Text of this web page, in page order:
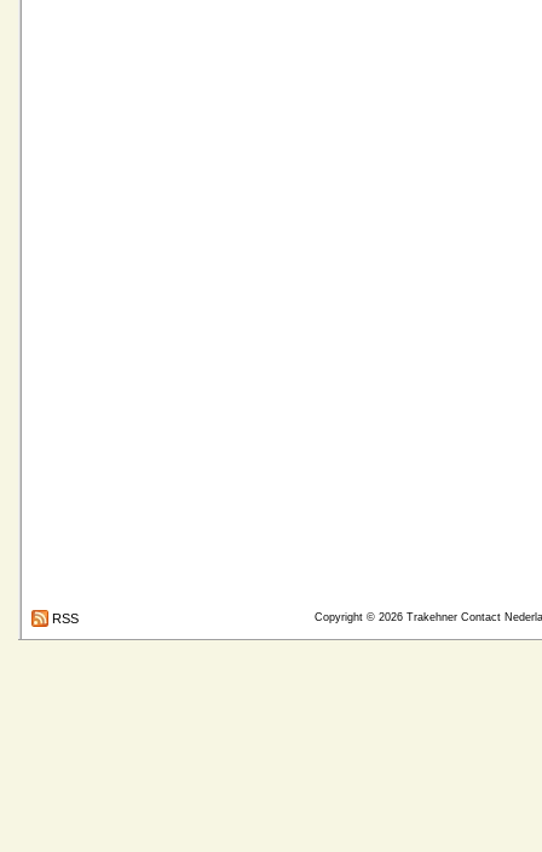
Copyright © 2026 Trakehner Contact
RSS